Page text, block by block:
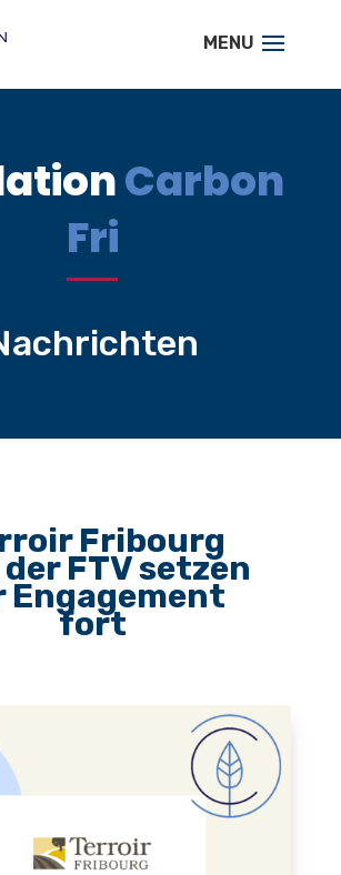
Carbon
Fri
Fribourg
FTV setzen
Engagement
fort